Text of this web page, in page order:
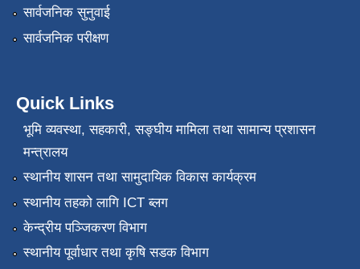
सार्वजनिक सुनुवाई
सार्वजनिक परीक्षण
Quick Links
भूमि व्यवस्था, सहकारी, सङ्‍घीय मामिला तथा सामान्य प्रशासन
मन्त्रालय
स्थानीय शासन तथा सामुदायिक विकास कार्यक्रम
स्थानीय तहको लागि ICT ब्लग
केन्द्रीय पञ्जिकरण विभाग
स्थानीय पूर्वाधार तथा कृषि सडक विभाग